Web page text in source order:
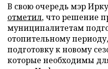
В свою очередь мэр
отметил, что решение
муниципалитетам
отопительному
подготовку к новому
которые необходимы